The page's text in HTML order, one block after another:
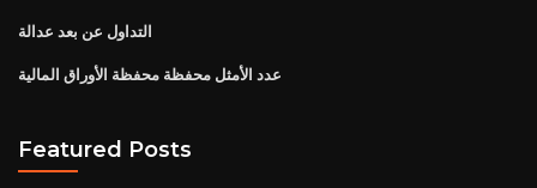
التداول عن بعد عدالة
عدد الأمثل محفظة محفظة الأوراق المالية
Featured Posts